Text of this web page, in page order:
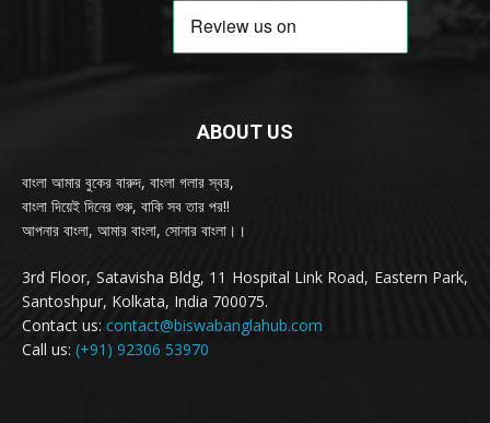
ABOUT US
বাংলা আমার বুকের বারুদ, বাংলা গলার স্বর,
বাংলা দিয়েই দিনের শুরু, বাকি সব তার পর!!
আপনার বাংলা, আমার বাংলা, সোনার বাংলা।।
3rd Floor, Satavisha Bldg, 11 Hospital Link Road, Eastern Park,
Santoshpur, Kolkata, India 700075.
Contact us: contact@biswabanglahub.com
Call us: (+91) 92306 53970